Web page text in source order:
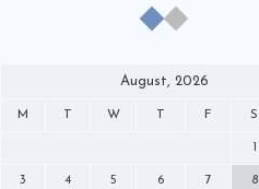
【7/24（日）】
テクニカルアドバイザー
モレリア
August, 2026
M T W T F S
3 4 5 6 7 8